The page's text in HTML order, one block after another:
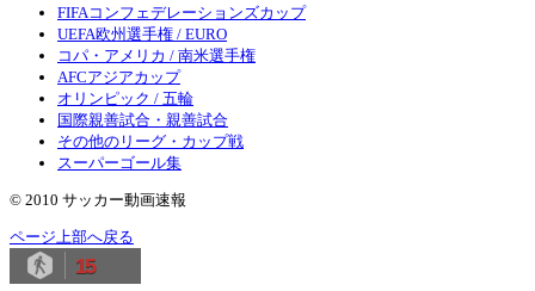
FIFAコンフェデレーションズカップ
UEFA欧州選手権 / EURO
コパ・アメリカ / 南米選手権
AFCアジアカップ
オリンピック / 五輪
国際親善試合・親善試合
その他のリーグ・カップ戦
スーパーゴール集
© 2010 サッカー動画速報
ページ上部へ戻る
15